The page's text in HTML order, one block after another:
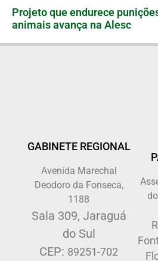
Projeto que endurece
animais avança na Alesc
GABINETE REGIONAL
Avenida Marechal
Deodoro da Fonseca,
1188
Sala 309, Jaraguá
do Sul
CEP: 89251-702